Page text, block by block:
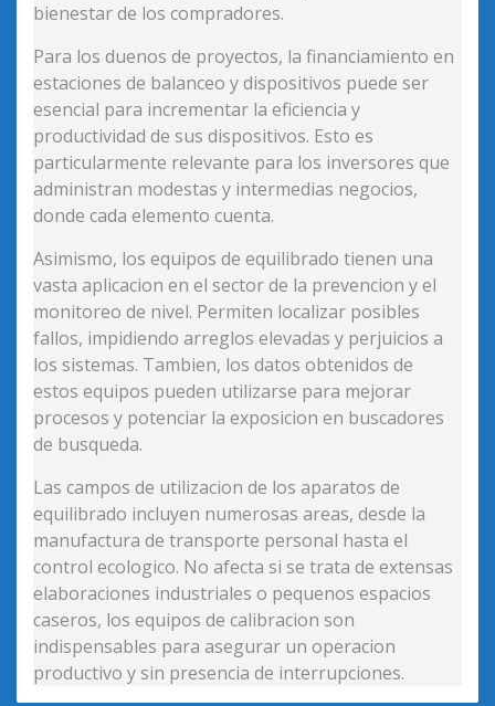
bienestar de los compradores.
Para los duenos de proyectos, la financiamiento en
estaciones de balanceo y dispositivos puede ser
esencial para incrementar la eficiencia y
productividad de sus dispositivos. Esto es
particularmente relevante para los inversores que
administran modestas y intermedias negocios,
donde cada elemento cuenta.
Asimismo, los equipos de equilibrado tienen una
vasta aplicacion en el sector de la prevencion y el
monitoreo de nivel. Permiten localizar posibles
fallos, impidiendo arreglos elevadas y perjuicios a
los sistemas. Tambien, los datos obtenidos de
estos equipos pueden utilizarse para mejorar
procesos y potenciar la exposicion en buscadores
de busqueda.
Las campos de utilizacion de los aparatos de
equilibrado incluyen numerosas areas, desde la
manufactura de transporte personal hasta el
control ecologico. No afecta si se trata de extensas
elaboraciones industriales o pequenos espacios
caseros, los equipos de calibracion son
indispensables para asegurar un operacion
productivo y sin presencia de interrupciones.